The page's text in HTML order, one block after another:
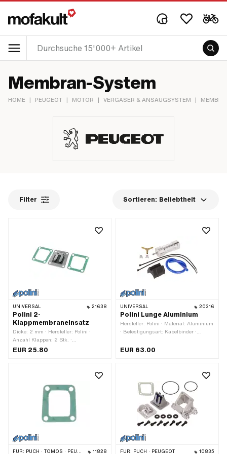
Membran-System
HOME | PEUGEOT | MOTOR | VERGASER & ANSAUGSYSTEM |
Filter Sortieren: Beliebtheit
UNIVERSAL 21638
Polini 2-
Klappmembraneinsatz
Dicke: 2 mm · Hersteller: Polini ·
Anzahl Klappen: 2 Stk. ·
Befestigungsart: Schrauben · Ø
EUR 25.80
UNIVERSAL 20316
Polini Lunge Aluminium
Hersteller: Polini · Material: Aluminium
· Befestigungsart: Kabelbinder ·
105 mm · Anwendungsbereich: Tuning
EUR 63.00
FÜR: PUCH · TOMOS · PEUGEOT 11828 FÜR: PUCH · PEUGEOT 10835